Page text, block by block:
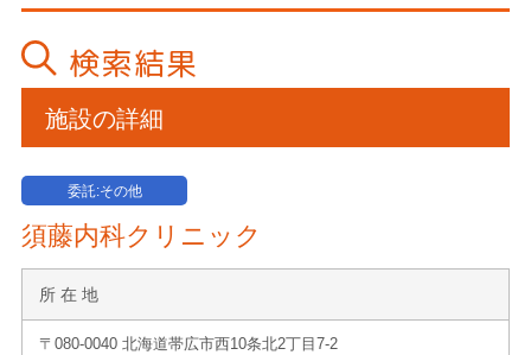
検索結果
施設の詳細
委託:その他
須藤内科クリニック
所 在 地
〒080-0040 北海道帯広市西10条北2丁目7-2